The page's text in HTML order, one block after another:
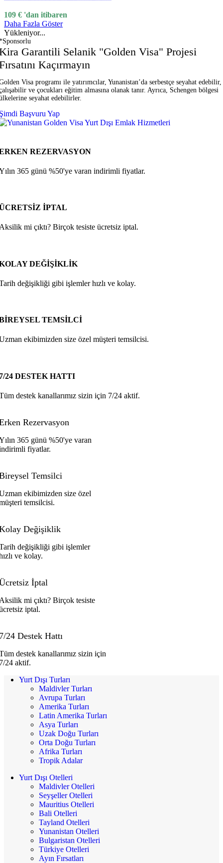
109 € 'dan itibaren
Daha Fazla Göster
Yükleniyor...
Garantili Selanik "Golden Visa" Projesi
Kaçırmayın
Visa programı ile yatırımcılar, Yunanistan’da serbestçe seyahat edebilir,
ve çocukları eğitim almasına olanak tanır. Ayrıca, Schengen bölgesi
seyahat edebilirler.
Başvuru Yap
REZERVASYON
365 günü %50'ye varan indirimli fiyatlar.
İPTAL
mi çıktı? Birçok tesiste ücretsiz iptal.
DEĞİŞİKLİK
değişikliği gibi işlemler hızlı ve kolay.
TEMSİLCİ
ekibimizden size özel müşteri temsilcisi.
24 DESTEK HATTI
destek kanallarımız sizin için 7/24 aktif.
Rezervasyon
365 günü %50'ye varan
fiyatlar.
Temsilci
ekibimizden size özel
temsilcisi.
Değişiklik
değişikliği gibi işlemler
ve kolay.
İptal
mi çıktı? Birçok tesiste
iptal.
24 Destek Hattı
destek kanallarımız sizin için
24 aktif.
Yurt Dışı Turları
Maldivler Turları
Avrupa Turları
Amerika Turları
Latin Amerika Turları
Asya Turları
Uzak Doğu Turları
Orta Doğu Turları
Afrika Turları
Tropik Adalar
Yurt Dışı Otelleri
Maldivler Otelleri
Seyşeller Otelleri
Mauritius Otelleri
Bali Otelleri
Tayland Otelleri
Yunanistan Otelleri
Bulgaristan Otelleri
Türkiye Otelleri
Ayın Fırsatları